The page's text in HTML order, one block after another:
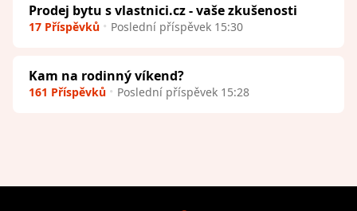
Prodej bytu s vlastnici.cz - vaše zkušenosti
17 Příspěvků Poslední příspěvek 15:30
Kam na rodinný víkend?
161 Příspěvků Poslední příspěvek 15:28